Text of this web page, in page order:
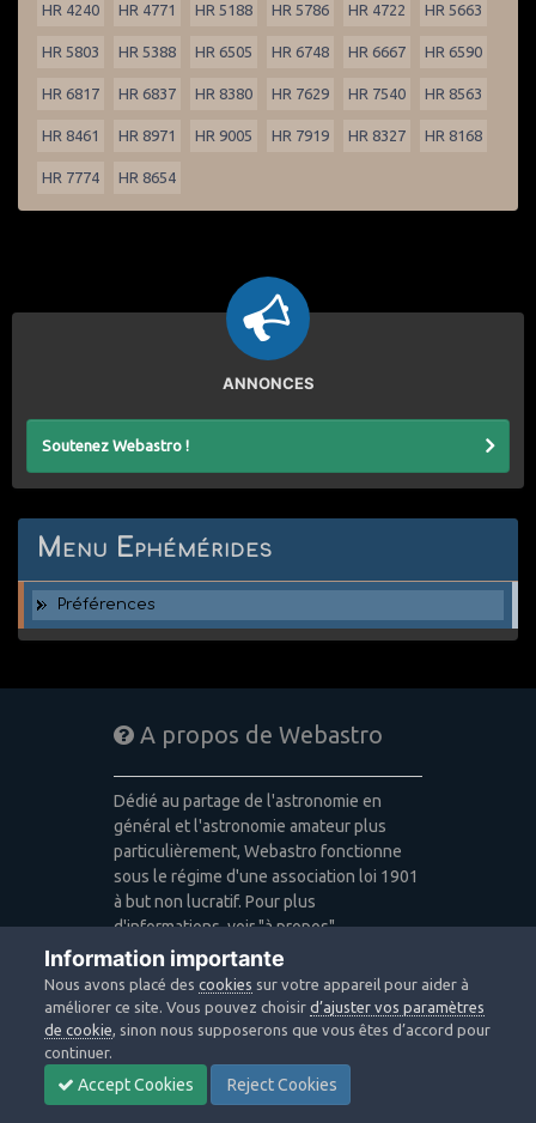
HR 4240 HR 4771 HR 5188 HR 5786 HR 4722 HR 5663
HR 5803 HR 5388 HR 6505 HR 6748 HR 6667 HR 6590
HR 6817 HR 6837 HR 8380 HR 7629 HR 7540 HR 8563
HR 8461 HR 8971 HR 9005 HR 7919 HR 8327 HR 8168
HR 7774 HR 8654
ANNONCES
Soutenez Webastro !
Menu Ephémérides
Préférences
A propos de Webastro
Dédié au partage de l'astronomie en
général et l'astronomie amateur plus
particulièrement, Webastro fonctionne
sous le régime d'une association loi 1901
à but non lucratif. Pour plus
d'informations, voir "à propos".
Publicité: pas de publicité
Icons made byFreepik,Alessio Atzeni,
Pixel Buddha,Icon Pondfrom
www.flaticon.comis licensed by CC 3.0
BY
Design images: Courtesy NASA/JPL-
Information importante
Nous avons placé descookies sur votre appareil pour aider à
améliorer ce site. Vous pouvez choisird’ajuster vos paramètres
de cookie, sinon nous supposerons que vous êtes d’accord pour
continuer.
Accept Cookies Reject Cookies